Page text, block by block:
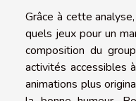
Grâce à cette
quels jeux pour un
composition du
activités accessibles
animations plus